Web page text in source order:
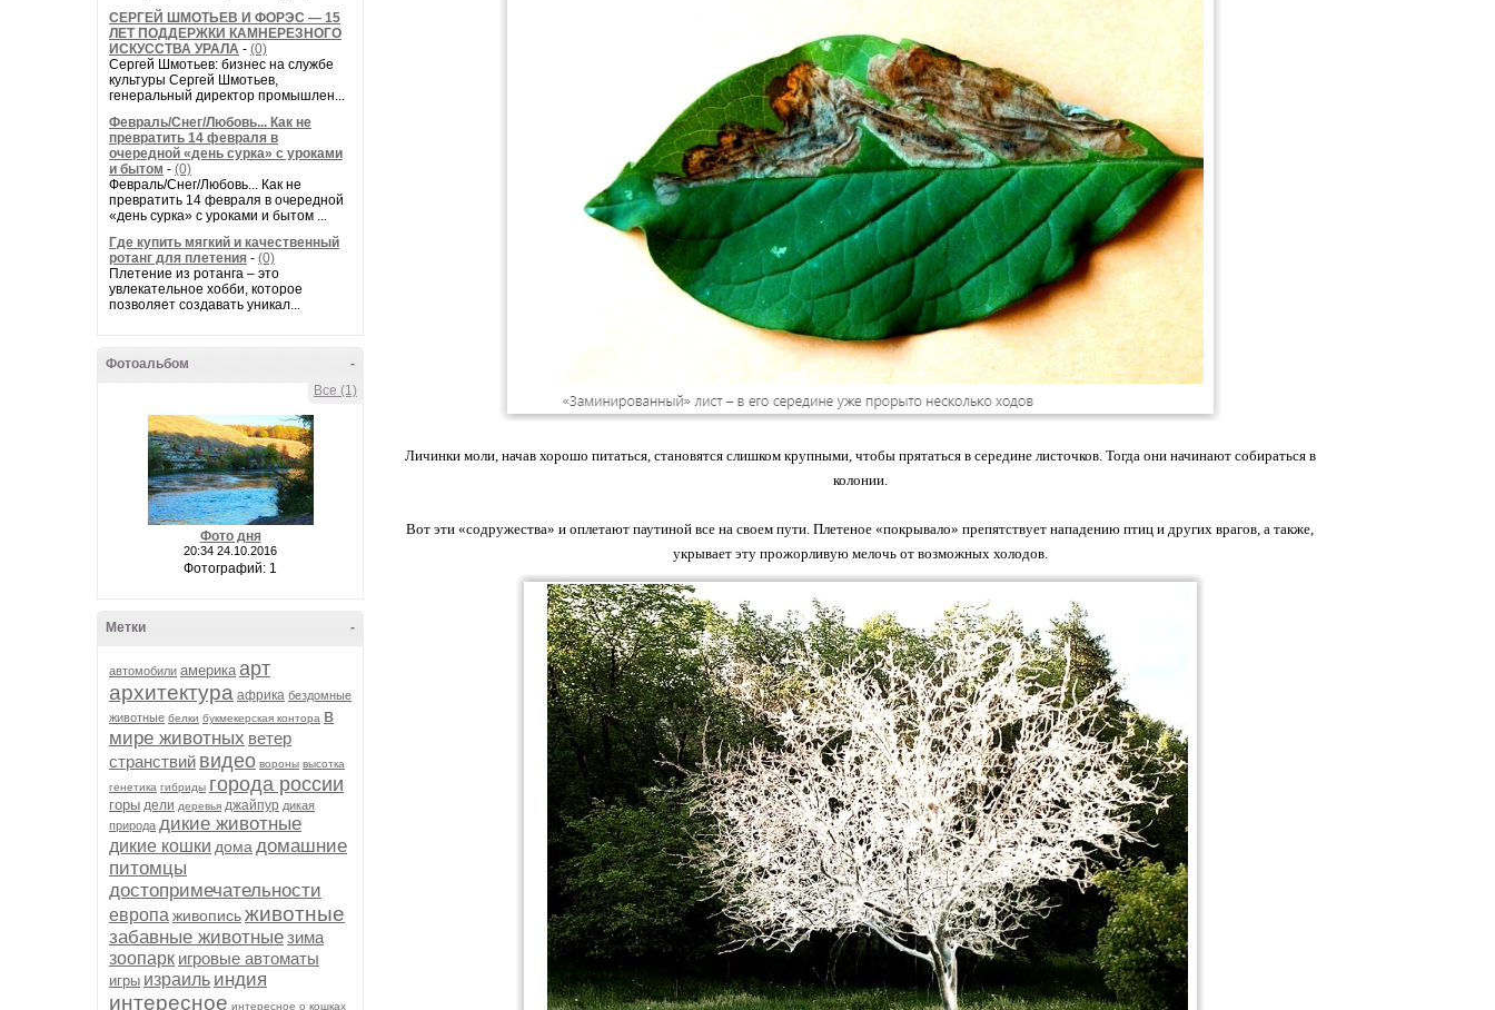
СЕРГЕЙ ШМОТЬЕВ И ФОРЭС — 15
ЛЕТ ПОДДЕРЖКИ КАМНЕРЕЗНОГО
ИСКУССТВА УРАЛА - (0)
Сергей Шмотьев: бизнес на службе
культуры Сергей Шмотьев,
генеральный директор промышлен...
Февраль/Снег/Любовь... Как не
превратить 14 февраля в
очередной «день сурка» с уроками
и бытом - (0)
Февраль/Снег/Любовь... Как не
превратить 14 февраля в очередной
«день сурка» с уроками и бытом ...
Где купить мягкий и качественный
ротанг для плетения - (0)
Плетение из ротанга – это
увлекательное хобби, которое
позволяет создавать уникал...
-
Фотоальбом
Все (1)
Фото дня
20:34 24.10.2016
Фотографий: 1
-
Метки
автомобили америка арт
архитектура африка бездомные
животные белки букмекерская контора в
мире животных ветер
странствий видео вороны высотка
генетика гибриды города россии
горы дели деревья джайпур дикая
природа дикие животные
дикие кошки дома домашние
питомцы
достопримечательности
европа живописьживотные
забавные животныезима
зоопарк игровые автоматы
игры израиль индия
интересное интересное о кошках
Личинки моли, начав хорошо питаться, становятся слишком крупными, чтобы прятаться в середине листочков. Тогда они начинают собираться в
колонии.
Вот эти «содружества» и оплетают паутиной все на своем пути. Плетеное «покрывало» препятствует нападению птиц и других врагов, а также,
укрывает эту прожорливую мелочь от возможных холодов.